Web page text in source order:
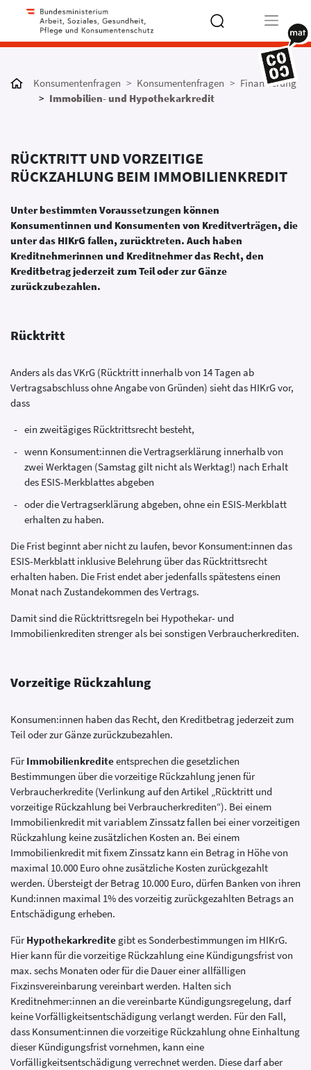
more
characters
Konsumentenfragen Konsumentenfragen
Finanzierung
Immobilien- und Hypothekarkredit
RÜCKTRITT UND VORZEITIGE
RÜCKZAHLUNG BEIM IMMOBILIENKREDIT
Unter bestimmten Voraussetzungen können
Konsumentinnen und Konsumenten von Kreditverträgen, die
unter das HIKrG fallen, zurücktreten. Auch haben
Kreditnehmerinnen und Kreditnehmer das Recht, den
Kreditbetrag jederzeit zum Teil oder zur Gänze
zurückzubezahlen.
Rücktritt
Anders als das VKrG (Rücktritt innerhalb von 14 Tagen ab
Vertragsabschluss ohne Angabe von Gründen) sieht das HIKrG vor,
dass
ein zweitägiges Rücktrittsrecht besteht,
wenn Konsument:innen die Vertragserklärung innerhalb von
zwei Werktagen (Samstag gilt nicht als Werktag!) nach Erhalt
des ESIS-Merkblattes abgeben
oder die Vertragserklärung abgeben, ohne ein ESIS-Merkblatt
erhalten zu haben.
Die Frist beginnt aber nicht zu laufen, bevor Konsument:innen das
ESIS-Merkblatt inklusive Belehrung über das Rücktrittsrecht
erhalten haben. Die Frist endet aber jedenfalls spätestens einen
Monat nach Zustandekommen des Vertrags.
Damit sind die Rücktrittsregeln bei Hypothekar- und
Immobilienkrediten strenger als bei sonstigen Verbraucherkrediten.
Vorzeitige Rückzahlung
Konsumen:innen haben das Recht, den Kreditbetrag jederzeit zum
Teil oder zur Gänze zurückzubezahlen.
FürImmobilienkrediteentsprechen die gesetzlichen
Bestimmungen über die vorzeitige Rückzahlung jenen für
Verbraucherkredite (Verlinkung auf den Artikel „Rücktritt und
vorzeitige Rückzahlung bei Verbraucherkrediten“). Bei einem
Immobilienkredit mit variablem Zinssatz fallen bei einer vorzeitigen
Rückzahlung keine zusätzlichen Kosten an. Bei einem
Immobilienkredit mit fixem Zinssatz kann ein Betrag in Höhe von
maximal 10.000 Euro ohne zusätzliche Kosten zurückgezahlt
werden. Übersteigt der Betrag 10.000 Euro, dürfen Banken von ihren
Kund:innen maximal 1% des vorzeitig zurückgezahlten Betrags an
Entschädigung erheben.
FürHypothekarkredite gibt es Sonderbestimmungen im HIKrG.
Hier kann für die vorzeitige Rückzahlung eine Kündigungsfrist von
max. sechs Monaten oder für die Dauer einer allfälligen
Fixzinsvereinbarung vereinbart werden. Halten sich
Kreditnehmer:innen an die vereinbarte Kündigungsregelung, darf
keine Vorfälligkeitsentschädigung verlangt werden. Für den Fall,
dass Konsument:innen die vorzeitige Rückzahlung ohne Einhaltung
dieser Kündigungsfrist vornehmen, kann eine
Vorfälligkeitsentschädigung verrechnet werden. Diese darf aber